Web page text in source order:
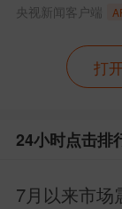
5.赛微微电
现3.05亿
提示风险）
一、ST
央视新闻客户端
打
24小时点击排
7月以来市场